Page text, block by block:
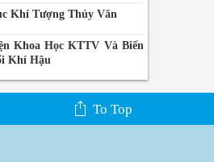
Khí Tượng Thủy Văn
Khoa Học KTTV Và Biến
Khí Hậu
To Top